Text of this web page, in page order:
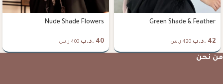
Green Shade & Feather
42 .د.ب 420 ر.س
Nude Shade Flowers
40 .د.ب 400 ر.س
من نحن